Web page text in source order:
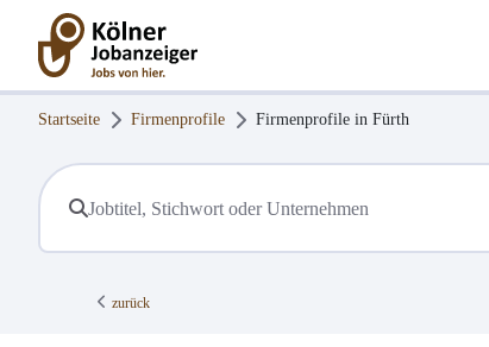
Startseite Firmenprofile Firmenprofile in Fürth
zurück